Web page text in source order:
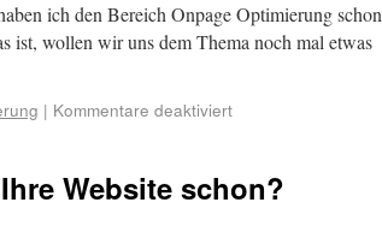
ich den Bereich Onpage Optimierung schon
ist, wollen wir uns dem Thema noch mal etwas
| Kommentare deaktiviert
Website schon?